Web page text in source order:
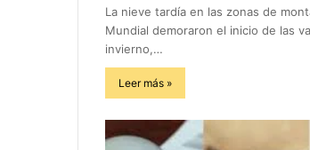
La nieve tardía en las zonas de
Mundial demoraron el inicio de las
invierno,…
Leer más »